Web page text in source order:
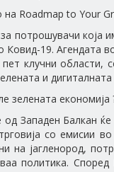
Roadmap to Your
потрошувачи која
Ковид-19. Агендата
клучни
и дигиталната
зелената економија
од Западен Балкан
со емисии
на јагленород,
политика.